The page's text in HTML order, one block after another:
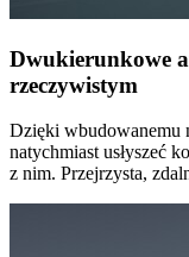
Dwukierunkowe
rzeczywistym
Dzięki wbudowanemu
natychmiast usłyszeć
z nim. Przejrzysta,